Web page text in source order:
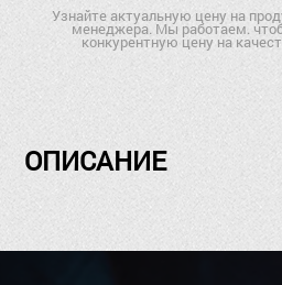
Узнайте актуальную цену на
менеджера. Мы работаем.
конкурентную цену на
ОПИСАНИЕ